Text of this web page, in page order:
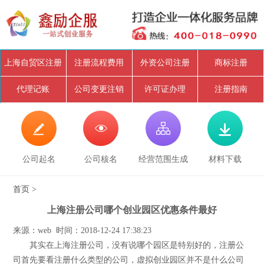
上海自贸区注册 注册流程费用 外资公司注册 商标注册
代理记账 公司变更注销 许可证办理 注册指南

公司起名

公司核名

经营范围生成

材料下载
首页 >
上海注册公司哪个创业园区优惠条件最好
来源：web 时间：2018-12-24 17:38:23
其实在上海注册公司，没有说哪个园区是特别好的，注册公
司首先要看注册什么类型的公司，虚拟创业园区并不是什么公司